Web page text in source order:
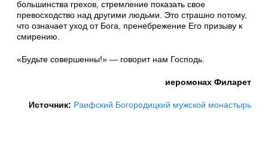
большинства грехов, стремление показать свое
превосходство над другими людьми. Это страшно потому,
что означает уход от Бога, пренебрежение Его призыву к
смирению.
«Будьте совершенны!» — говорит нам Господь.
иеромонах Филарет
Источник: Раифский Богородицкий мужской монастырь